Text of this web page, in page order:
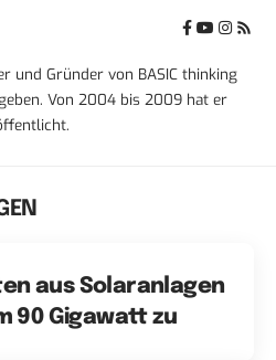
und Gründer von BASIC thinking
Von 2004 bis 2009 hat er
aus Solaranlagen
90 Gigawatt zu